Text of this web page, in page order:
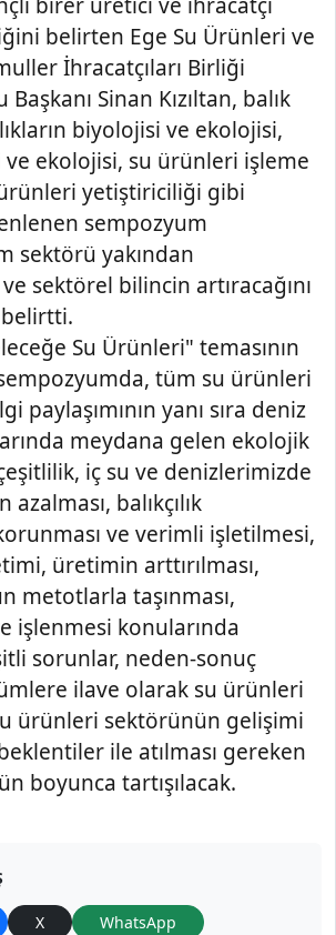
belirten Ege Su Ürünleri ve
İhracatçıları Birliği
Sinan Kızıltan, balık
biyolojisi ve ekolojisi,
ekolojisi, su ürünleri işleme
yetiştiriciliği gibi
sempozyum
sektörü yakından
sektörel bilincin artıracağını
Su Ürünleri" temasının
tüm su ürünleri
paylaşımının yanı sıra deniz
meydana gelen ekolojik
iç su ve denizlerimizde
azalması, balıkçılık
ve verimli işletilmesi,
üretimin arttırılması,
metotlarla taşınması,
işlenmesi konularında
sorunlar, neden-sonuç
ilave olarak su ürünleri
ürünleri sektörünün gelişimi
ile atılması gereken
boyunca tartışılacak.
X WhatsApp